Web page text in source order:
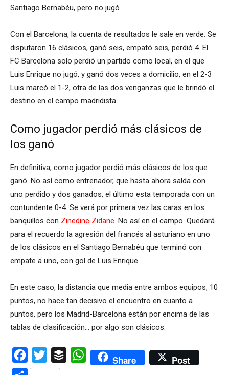
Santiago Bernabéu, pero no jugó.
Con el Barcelona, la cuenta de resultados le sale en verde. Se
disputaron 16 clásicos, ganó seis, empató seis, perdió 4. El
FC Barcelona solo perdió un partido como local, en el que
Luis Enrique no jugó, y ganó dos veces a domicilio, en el 2-3
Luis marcó el 1-2, otra de las dos venganzas que le brindó el
destino en el campo madridista.
Como jugador perdió más clásicos de
los ganó
En definitiva, como jugador perdió más clásicos de los que
ganó. No así como entrenador, que hasta ahora salda con
uno perdido y dos ganados, el último esta temporada con un
contundente 0-4. Se verá por primera vez las caras en los
banquillos con Zinedine Zidane. No así en el campo. Quedará
para el recuerdo la agresión del francés al asturiano en uno
de los clásicos en el Santiago Bernabéu que terminó con
empate a uno, con gol de Luis Enrique.
En este caso, la distancia que media entre ambos equipos, 10
puntos, no hace tan decisivo el encuentro en cuanto a
puntos, pero los Madrid-Barcelona están por encima de las
tablas de clasificación… por algo son clásicos.
Facebook
Twitter Buffer WhatsAppShare Post